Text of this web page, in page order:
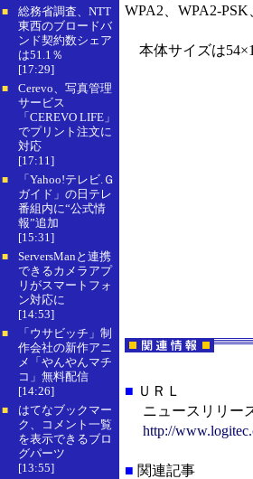
■
総務省調査、NTT
東西のブロードバ
ンド契約数シェア
は51.1％
[17:29]
■
Cerevo、写真管理
サービス
「CEREVO LIFE」
でプリント注文に
対応
[17:11]
■
「Yahoo!テレビ.Ｇ
ガイド」の日テレ
番組内に“公式情
報”追加
[15:31]
■
ServersManと連携
できるカメラアプ
リがスマートフォ
ン対応に
[14:53]
■
「ウサビッチ」制
作会社の新作アニ
メ「やんやんマチ
コ」無料配信
[14:26]
■
はてなブックマー
ク、コメント一覧
を表示できるブロ
グパーツ
[13:55]
WPA2、WPA2-
本体サイズは
■ ＵＲＬ
ニュースリリー
http://
■ 関連記事